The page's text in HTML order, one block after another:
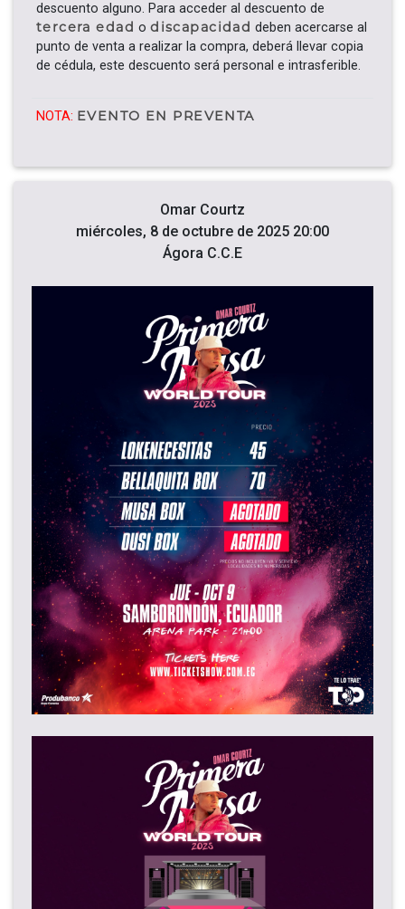
descuento alguno. Para acceder al descuento de
tercera edad odiscapacidad deben acercarse al
punto de venta a realizar la compra, deberá llevar copia
de cédula, este descuento será personal e intrasferible.
NOTA: EVENTO EN PREVENTA
Omar Courtz
miércoles, 8 de octubre de 2025 20:00
Ágora C.C.E